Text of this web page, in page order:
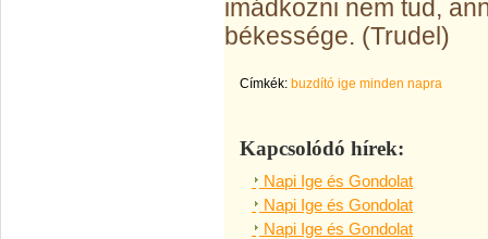
imádkozni nem tud,
békessége. (Trudel)
Címkék: buzdító ige minden napra
Kapcsolódó hírek:
Napi Ige és Gondolat
Napi Ige és Gondolat
Napi Ige és Gondolat